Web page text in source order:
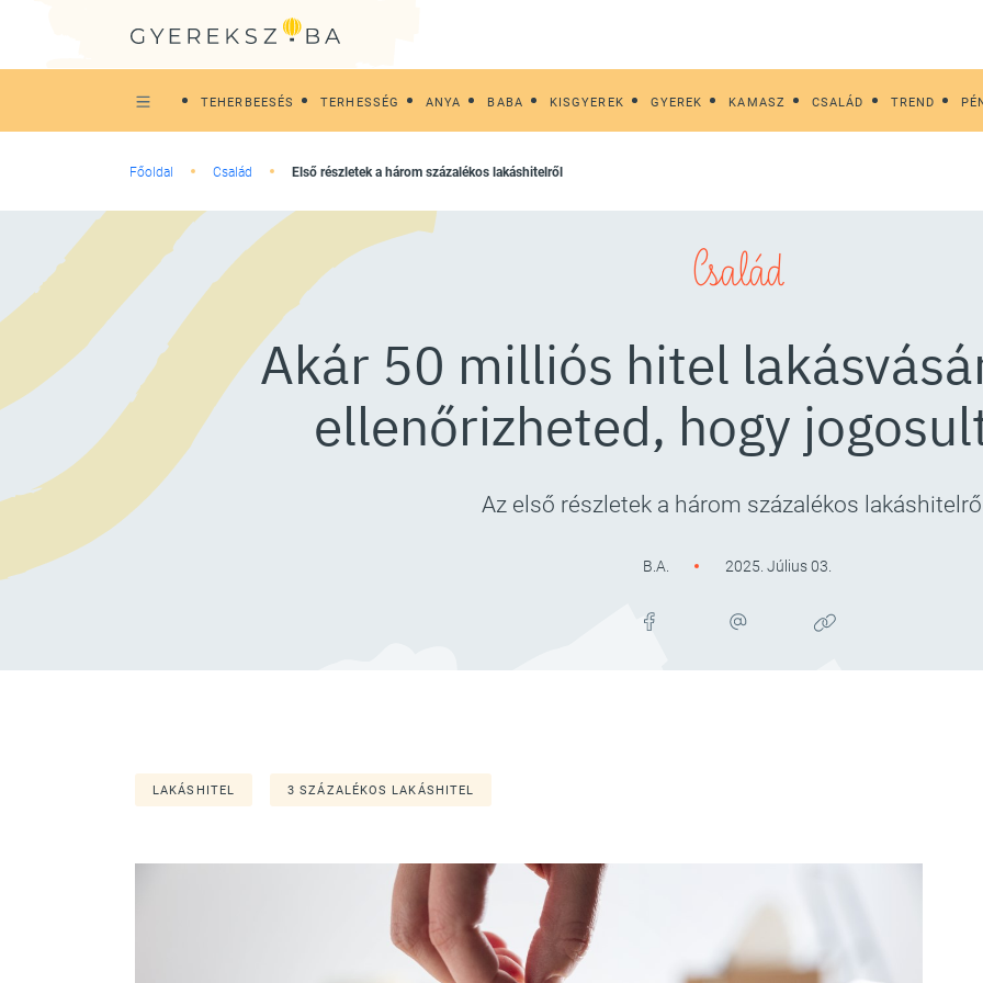
TEHERBEESÉS TERHESSÉG ANYA BABA KISGYEREK GYEREK KAMASZ CSALÁD TREND
Főoldal Család Első részletek a három százalékos lakáshitelről
Család
Akár 50 milliós hitel
ellenőrizheted, hogy
Az első részletek a három százalékos
B.A. 2025. Július 03.
LAKÁSHITEL 3 SZÁZALÉKOS LAKÁSHITEL